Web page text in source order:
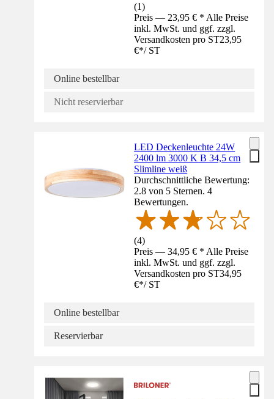
(1)
Preis — 23,95 € * Alle Preise
inkl. MwSt. und ggf. zzgl.
Versandkosten pro ST23,95
€*/ ST
Online bestellbar
Nicht reservierbar
LED Deckenleuchte 24W
2400 lm 3000 K B 34,5 cm
Slimline weiß
Durchschnittliche Bewertung:
2.8 von 5 Sternen. 4
Bewertungen.
(4)
Preis — 34,95 € * Alle Preise
inkl. MwSt. und ggf. zzgl.
Versandkosten pro ST34,95
€*/ ST
Online bestellbar
Reservierbar